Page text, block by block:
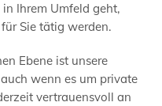
Ihrem Umfeld geht,
Sie tätig werden.
Ebene ist unsere
wenn es um private
vertrauensvoll an